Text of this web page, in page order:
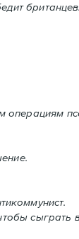
британцев.
сыграть